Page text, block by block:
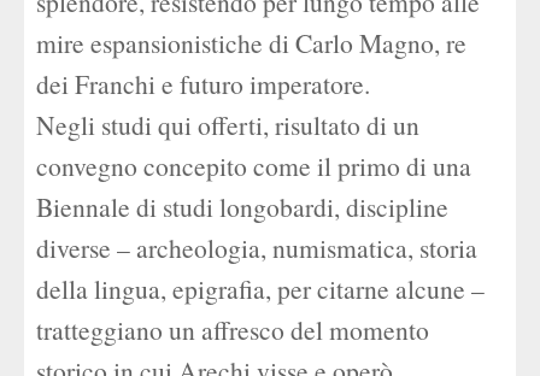
mire espansionistiche di Carlo Magno, re
dei Franchi e futuro imperatore.
Negli studi qui offerti, risultato di un
convegno concepito come il primo di una
Biennale di studi longobardi, discipline
diverse – archeologia, numismatica, storia
della lingua, epigrafia, per citarne alcune –
tratteggiano un affresco del momento